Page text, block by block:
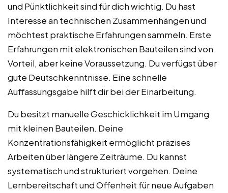
und Pünktlichkeit sind für dich wichtig. Du hast
Interesse an technischen Zusammenhängen und
möchtest praktische Erfahrungen sammeln. Erste
Erfahrungen mit elektronischen Bauteilen sind von
Vorteil, aber keine Voraussetzung. Du verfügst über
gute Deutschkenntnisse. Eine schnelle
Auffassungsgabe hilft dir bei der Einarbeitung.
Du besitzt manuelle Geschicklichkeit im Umgang
mit kleinen Bauteilen. Deine
Konzentrationsfähigkeit ermöglicht präzises
Arbeiten über längere Zeiträume. Du kannst
systematisch und strukturiert vorgehen. Deine
Lernbereitschaft und Offenheit für neue Aufgaben